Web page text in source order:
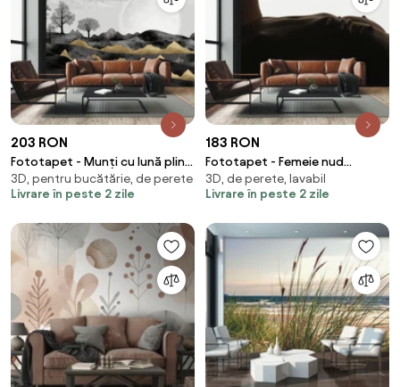
203 RON
Fototapet - Munți cu lună plină
(147x102 cm)
3D, pentru bucătărie, de perete
Livrare în peste 2 zile
183 RON
Fototapet - Femeie nud
(147x102 cm)
3D, de perete, lavabil
Livrare în peste 2 zile